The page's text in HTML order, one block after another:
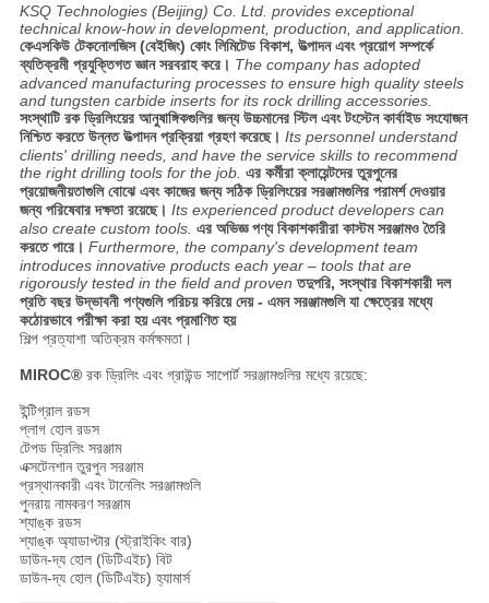
KSQ Technologies (Beijing) Co. Ltd. provides exceptional
technical know-how in development, production, and application.
কেএসকিউ টেকনোলজিস (বেইজিং) কোং লিমিটেড বিকাশ, উত্পাদন এবং প্রয়োগ সম্পর্কে
ব্যতিক্রমী প্রযুক্তিগত জ্ঞান সরবরাহ করে। The company has adopted
advanced manufacturing processes to ensure high quality steels
and tungsten carbide inserts for its rock drilling accessories.
সংস্থাটি রক ড্রিলিংয়ের আনুষাঙ্গিকগুলির জন্য উচ্চমানের স্টিল এবং টংস্টেন কার্বাইড সংযোজন
নিশ্চিত করতে উন্নত উত্পাদন প্রক্রিয়া গ্রহণ করেছে। Its personnel understand
clients' drilling needs, and have the service skills to recommend
the right drilling tools for the job. এর কর্মীরা ক্লায়েন্টদের তুরপুনের
প্রয়োজনীয়তাগুলি বোঝে এবং কাজের জন্য সঠিক ড্রিলিংয়ের সরঞ্জামগুলির পরামর্শ দেওয়ার
জন্য পরিষেবার দক্ষতা রয়েছে। Its experienced product developers can
also create custom tools. এর অভিজ্ঞ পণ্য বিকাশকারীরা কাস্টম সরঞ্জামও তৈরি
করতে পারে। Furthermore, the company's development team
introduces innovative products each year – tools that are
rigorously tested in the field and proven তদুপরি, সংস্থার বিকাশকারী দল
প্রতি বছর উদ্ভাবনী পণ্যগুলি পরিচয় করিয়ে দেয় - এমন সরঞ্জামগুলি যা ক্ষেত্রের মধ্যে
কঠোরভাবে পরীক্ষা করা হয় এবং প্রমাণিত হয়
শিল্প প্রত্যাশা অতিক্রম কর্মক্ষমতা।
MIROC®রক ড্রিলিং এবং গ্রাউন্ড সাপোর্ট সরঞ্জামগুলির মধ্যে রয়েছে:
ইন্টিগ্রাল রডস
প্লাগ হোল রডস
টেপড ড্রিলিং সরঞ্জাম
এক্সটেনশান তুরপুন সরঞ্জাম
প্রস্থানকারী এবং টানেলিং সরঞ্জামগুলি
পুনরায় নামকরণ সরঞ্জাম
শ্যাঙ্ক রডস
শ্যাঙ্ক অ্যাডাপ্টার (স্ট্রাইকিং বার)
ডাউন-দ্য হোল (ডিটিএইচ) বিট
ডাউন-দ্য হোল (ডিটিএইচ) হ্যামার্স